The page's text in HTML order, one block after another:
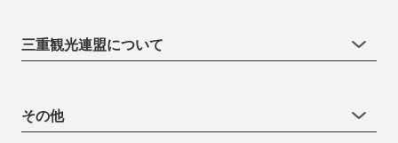
三重観光連盟について
その他